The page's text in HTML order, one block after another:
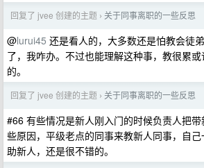
回复了 jvee 创建的主题 › 关于同事离职的一些反思
@lurui45 还是看人的，大多数还是怕教会徒
了，我咋办。不过也能理解这种事，教很累
的。
回复了 jvee 创建的主题 › 关于同事离职的一些反思
#66 有些情况是新人刚入门的时候负责人把
些原因，平级老点的同事来教新人同事，自
助新人，还是很不错的。